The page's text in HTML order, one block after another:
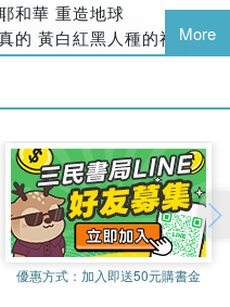
秘密，原來月球也有震撼
家著迷。
書。
終「解謎者」。
。CIA更是不懂滿天飛的
和華 重造地球
黃白紅黑人種的神
人類 地內五王國
高的巨人族與恐龍的滅絕
塔文明
來人的寶庫
明與墮落
大陸之戰 殃及月球不周山
兩塊大陸一夜之間沉入海
More
優惠方式： 加入即送50元購書金